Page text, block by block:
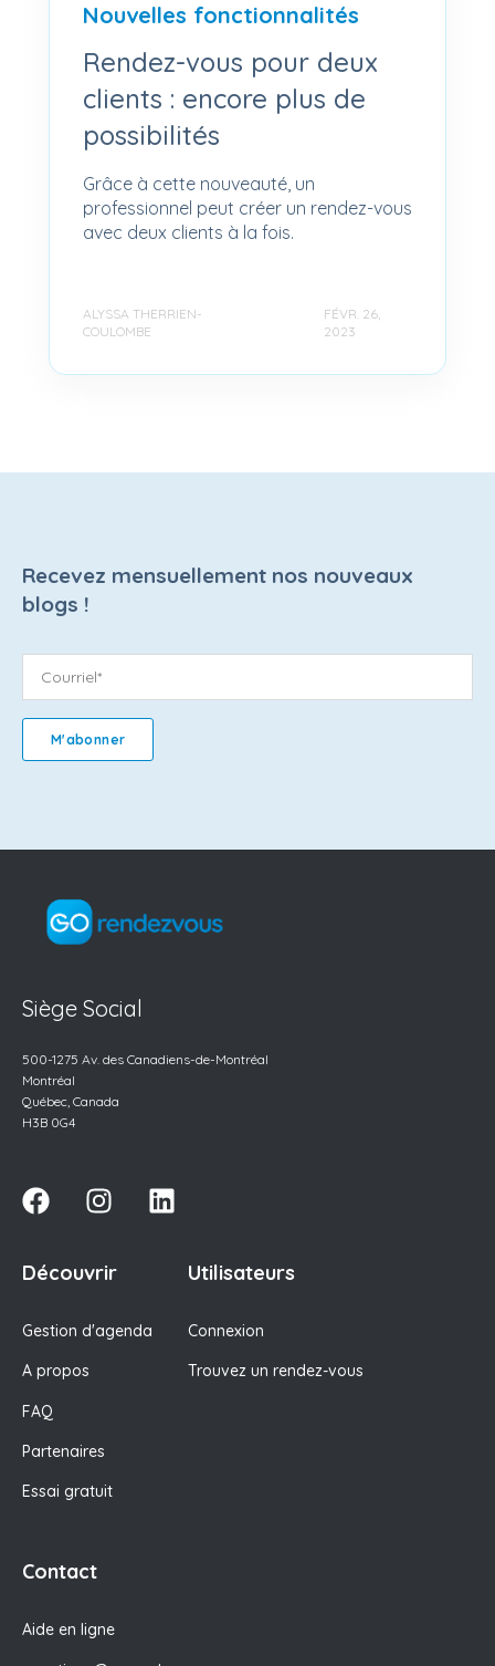
Nouvelles fonctionnalités
Rendez-vous pour deux
clients : encore plus de
possibilités
Grâce à cette nouveauté, un
professionnel peut créer un rendez-vous
avec deux clients à la fois.
ALYSSA THERRIEN-
COULOMBE
FÉVR. 26,
2023
Recevez mensuellement nos nouveaux
blogs !
Siège Social
500-1275 Av. des Canadiens-de-Montréal
Montréal
Québec, Canada
H3B 0G4
Découvrir
Gestion d'agenda
A propos
FAQ
Partenaires
Essai gratuit
Utilisateurs
Connexion
Trouvez un rendez-vous
Contact
Aide en ligne